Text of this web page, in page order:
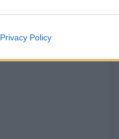
Privacy Policy